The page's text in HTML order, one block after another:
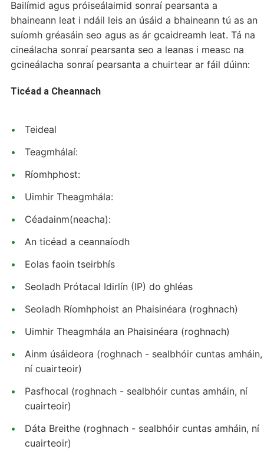
Bailímid agus próiseálaimid sonraí pearsanta a
bhaineann leat i ndáil leis an úsáid a bhaineann tú as an
suíomh gréasáin seo agus as ár gcaidreamh leat. Tá na
cineálacha sonraí pearsanta seo a leanas i measc na
gcineálacha sonraí pearsanta a chuirtear ar fáil dúinn:
Ticéad a Cheannach
Teideal
Teagmhálaí:
Ríomhphost:
Uimhir Theagmhála:
Céadainm(neacha):
An ticéad a ceannaíodh
Eolas faoin tseirbhís
Seoladh Prótacal Idirlín (IP) do ghléas
Seoladh Ríomhphoist an Phaisinéara (roghnach)
Uimhir Theagmhála an Phaisinéara (roghnach)
Ainm úsáideora (roghnach - sealbhóir cuntas amháin,
ní cuairteoir)
Pasfhocal (roghnach - sealbhóir cuntas amháin, ní
cuairteoir)
Dáta Breithe (roghnach - sealbhóir cuntas amháin, ní
cuairteoir)